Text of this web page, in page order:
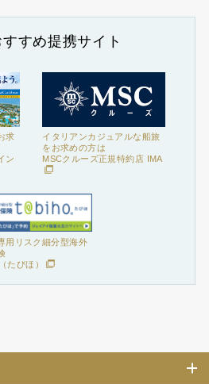
すすめ提携サイト
求
ン
イタリアンカジュアルな船旅
をお求めの方は
MSCクルーズ正規特約店 IMA
用リスク細分型海外
たびほ）